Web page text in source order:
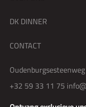
DK DINNER
CONTACT
+32 59 33 11 75